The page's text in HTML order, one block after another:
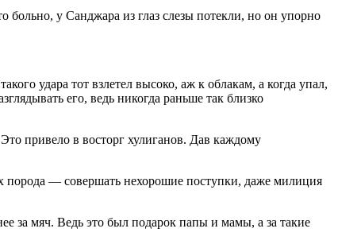
у Санджара из глаз слезы потекли, но он упорно
удара тот взлетел высоко, аж к облакам, а когда упал,
его, ведь никогда раньше так близко
привело в восторг хулиганов. Дав каждому
— совершать нехорошие поступки, даже милиция
мяч. Ведь это был подарок папы и мамы, а за такие